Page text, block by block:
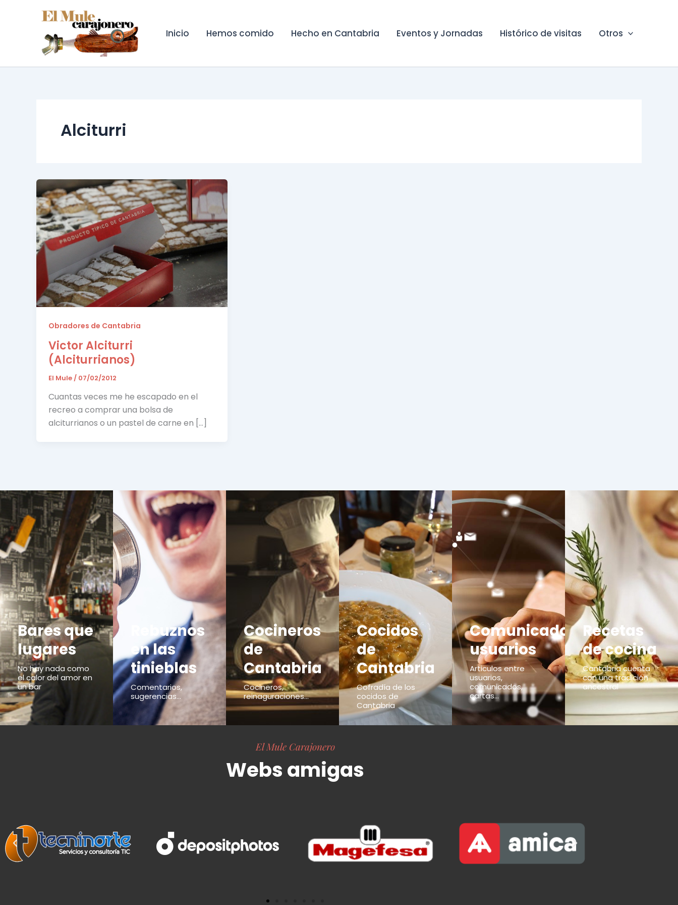
Inicio Hemos comido Hecho en Cantabria Eventos y Jornadas Histórico de visitas Otros
Alciturri
Obradores de Cantabria
Victor Alciturri
(Alciturrianos)
El Mule/ 07/02/2012
Cuantas veces me he escapado en el
recreo a comprar una bolsa de
alciturrianos o un pastel de carne en […]
Bares que
lugares
No hay nada como
el calor del amor en
un bar
Rebuznos
en las
tinieblas
Comentarios,
sugerencias...
Cocineros
de
Cantabria
Cocineros,
reinaguraciones...
Cocidos
de
Cantabria
Cofradía de los
cocidos de
Cantabria
Comunicados
usuarios
Articulos entre
usuarios,
comunicados,
cartas...
Recetas
de cocina
Cantabria cuenta
con una tradición
ancestral
El Mule Carajonero
Webs amigas